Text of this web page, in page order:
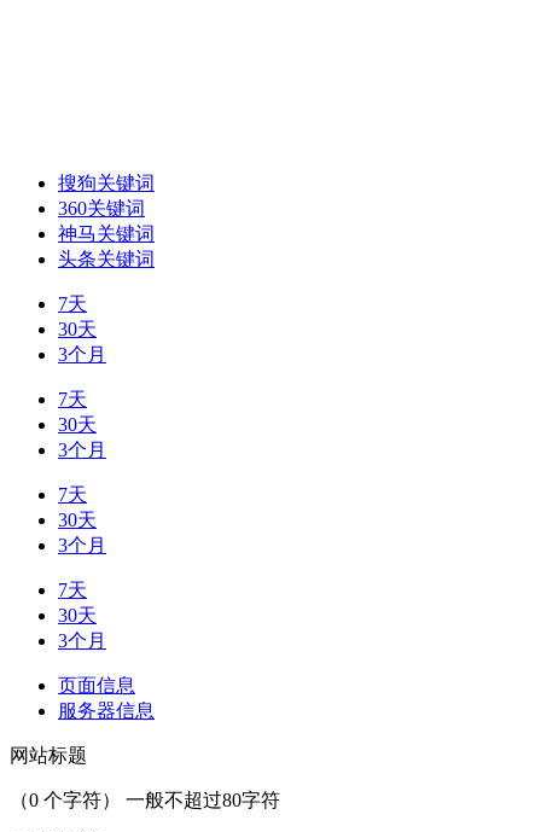
搜狗关键词
360关键词
神马关键词
头条关键词
7天
30天
3个月
7天
30天
3个月
7天
30天
3个月
7天
30天
3个月
页面信息
服务器信息
网站标题
（0 个字符） 一般不超过80字符